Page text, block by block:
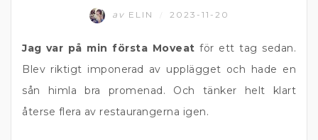
av ELIN 2023-11-20
Jag var på min första Moveat för ett tag sedan.
Blev riktigt imponerad av upplägget och hade en
sån himla bra promenad. Och tänker helt klart
återse flera av restaurangerna igen.